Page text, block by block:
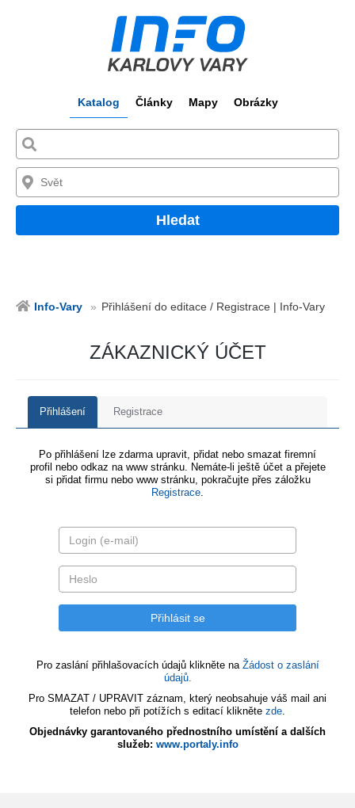
Katalog Články Mapy Obrázky
Hledat
Info-Vary Přihlášení do editace / Registrace | Info-Vary
ZÁKAZNICKÝ ÚČET
Přihlášení Registrace
Po přihlášení lze zdarma upravit, přidat nebo smazat firemní
profil nebo odkaz na www stránku. Nemáte-li ještě účet a přejete
si přidat firmu nebo www stránku, pokračujte přes záložku
Registrace.
Pro zaslání přihlašovacích údajů klikněte na Žádost o zaslání
údajů.
Pro SMAZAT / UPRAVIT záznam, který neobsahuje váš mail ani
telefon nebo při potížích s editací klikněte zde.
Objednávky garantovaného přednostního umístění a dalších
služeb: www.portaly.info